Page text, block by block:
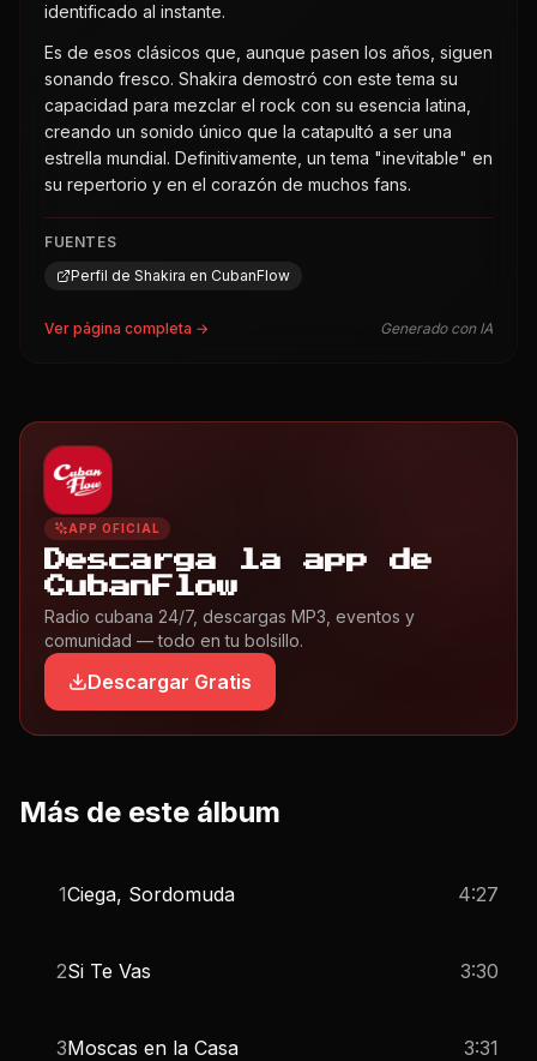
identificado al instante.
Es de esos clásicos que, aunque pasen los años, siguen
sonando fresco. Shakira demostró con este tema su
capacidad para mezclar el rock con su esencia latina,
creando un sonido único que la catapultó a ser una
estrella mundial. Definitivamente, un tema "inevitable" en
su repertorio y en el corazón de muchos fans.
FUENTES
Perfil de Shakira en CubanFlow
Ver página completa → Generado con IA
APP OFICIAL
Descarga la app de
CubanFlow
Radio cubana 24/7, descargas MP3, eventos y
comunidad — todo en tu bolsillo.
Descargar Gratis
Más de este álbum
1Ciega, Sordomuda 4:27
2Si Te Vas 3:30
3Moscas en la Casa 3:31